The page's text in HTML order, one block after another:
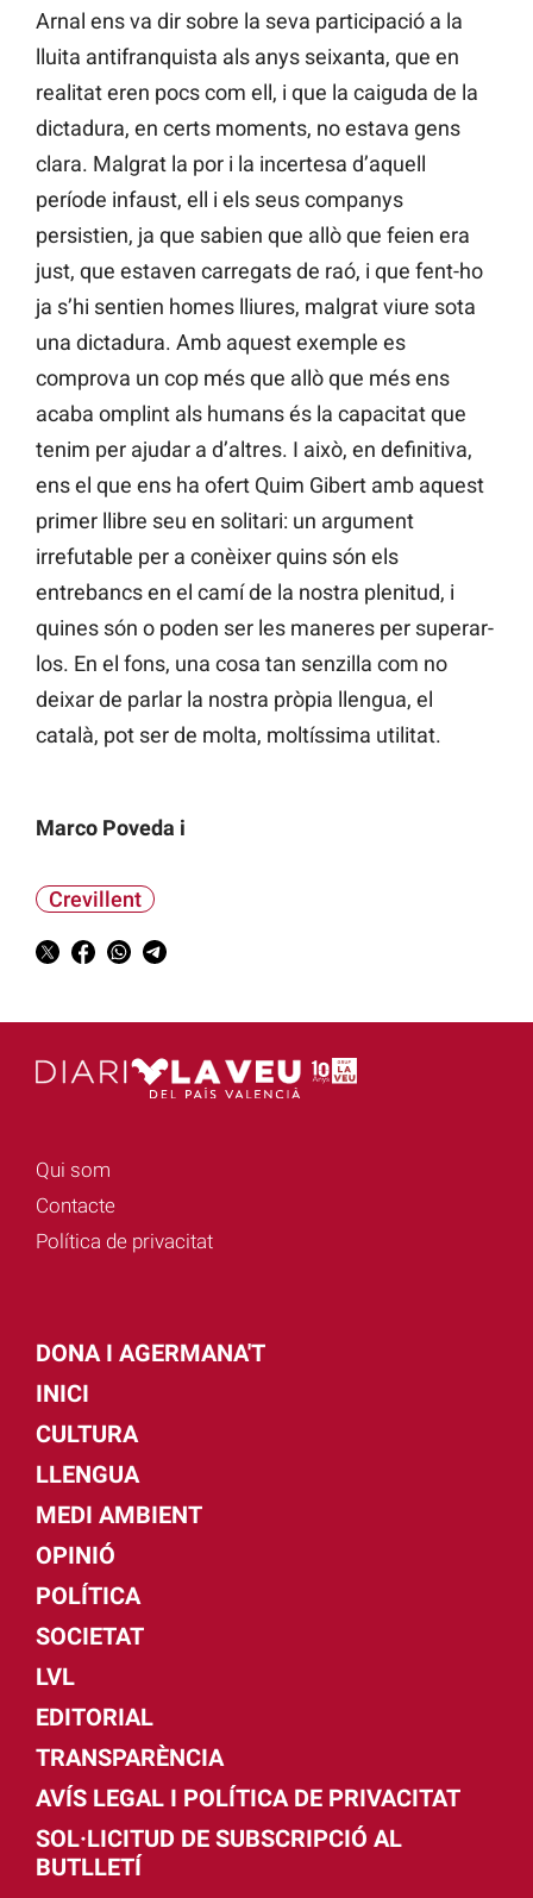
Arnal ens va dir sobre la seva participació a la
lluita antifranquista als anys seixanta, que en
realitat eren pocs com ell, i que la caiguda de la
dictadura, en certs moments, no estava gens
clara. Malgrat la por i la incertesa d’aquell
període infaust, ell i els seus companys
persistien, ja que sabien que allò que feien era
just, que estaven carregats de raó, i que fent-ho
ja s’hi sentien homes lliures, malgrat viure sota
una dictadura. Amb aquest exemple es
comprova un cop més que allò que més ens
acaba omplint als humans és la capacitat que
tenim per ajudar a d’altres. I això, en definitiva,
ens el que ens ha ofert Quim Gibert amb aquest
primer llibre seu en solitari: un argument
irrefutable per a conèixer quins són els
entrebancs en el camí de la nostra plenitud, i
quines són o poden ser les maneres per superar-
los. En el fons, una cosa tan senzilla com no
deixar de parlar la nostra pròpia llengua, el
català, pot ser de molta, moltíssima utilitat.
Marco Poveda i
Crevillent
Qui som
Contacte
Política de privacitat
DONA I AGERMANA'T
INICI
CULTURA
LLENGUA
MEDI AMBIENT
OPINIÓ
POLÍTICA
SOCIETAT
LVL
EDITORIAL
TRANSPARÈNCIA
AVÍS LEGAL I POLÍTICA DE PRIVACITAT
SOL·LICITUD DE SUBSCRIPCIÓ AL
BUTLLETÍ